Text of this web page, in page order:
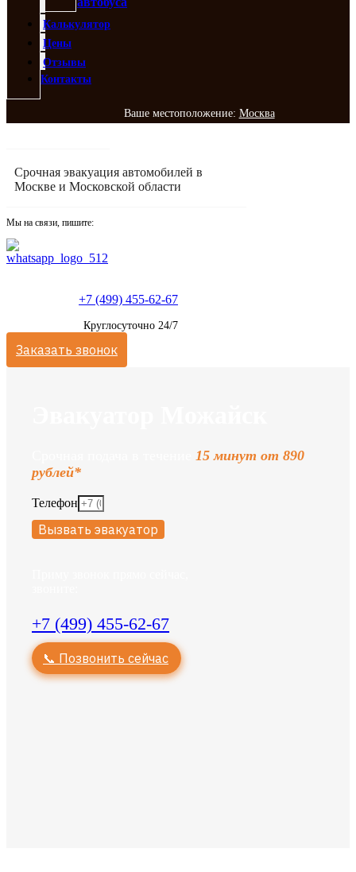
Калькулятор
Цены
Отзывы
Контакты
Ваше местоположение: Москва
Срочная эвакуация автомобилей в
Москве и Московской области
Мы на связи, пишите:
+7 (499) 455-62-67
Круглосуточно 24/7
Заказать звонок
15 минут от 890
рублей*
Телефон
Вызвать эвакуатор
+7 (499) 455-62-67
📞 Позвонить сейчас